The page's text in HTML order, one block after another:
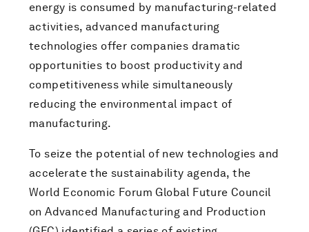
energy is consumed by manufacturing-related
activities, advanced manufacturing
technologies offer companies dramatic
opportunities to boost productivity and
competitiveness while simultaneously
reducing the environmental impact of
manufacturing.
To seize the potential of new technologies and
accelerate the sustainability agenda, the
World Economic Forum Global Future Council
on Advanced Manufacturing and Production